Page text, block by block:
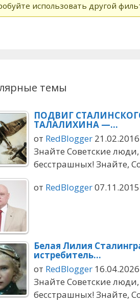
использовать другой
темы
ПОДВИГ
ТАЛАЛИХИНА —…
от RedBlogger 21.02.2016
Знайте Советские
бесстрашных! Знайте,
от RedBlogger07.11.2015
Белая Лилия
истребитель…
от RedBlogger 16.04.2026
Знайте Советские
бесстрашных! Знайте,